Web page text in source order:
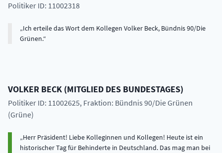
Politiker ID: 11002318
Ich erteile das Wort dem Kollegen Volker Beck, Bündnis 90/Die
Grünen.
VOLKER BECK (MITGLIED DES BUNDESTAGES)
Politiker ID: 11002625, Fraktion: Bündnis 90/Die Grünen
(Grüne)
Herr Präsident! Liebe Kolleginnen und Kollegen! Heute ist ein
historischer Tag für Behinderte in Deutschland. Das mag man bei